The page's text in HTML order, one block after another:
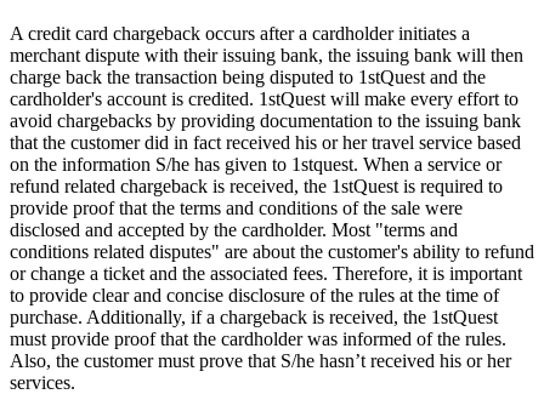
A credit card chargeback occurs after a cardholder initiates a
merchant dispute with their issuing bank, the issuing bank will then
charge back the transaction being disputed to 1stQuest and the
cardholder's account is credited. 1stQuest will make every effort to
avoid chargebacks by providing documentation to the issuing bank
that the customer did in fact received his or her travel service based
on the information S/he has given to 1stquest. When a service or
refund related chargeback is received, the 1stQuest is required to
provide proof that the terms and conditions of the sale were
disclosed and accepted by the cardholder. Most "terms and
conditions related disputes" are about the customer's ability to refund
or change a ticket and the associated fees. Therefore, it is important
to provide clear and concise disclosure of the rules at the time of
purchase. Additionally, if a chargeback is received, the 1stQuest
must provide proof that the cardholder was informed of the rules.
Also, the customer must prove that S/he hasn’t received his or her
services.